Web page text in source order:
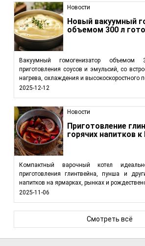
Новости
Новый вакуумный
объемом 300 л
Вакуумный гомогенизатор
приготовления соусов и эмульсий, со
нагрева, охлаждения и высокоскоростного
2025-12-12
Новости
Приготовление
горячих напитков
Компактный варочный котел
приготовления глинтвейна, пунша и
напитков на ярмарках, рынках и
2025-11-06
Смотреть всё